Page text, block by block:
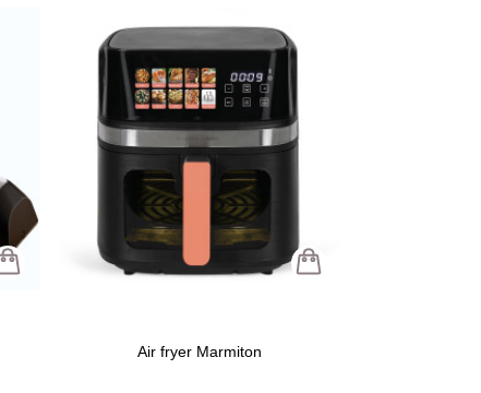
Air fryer Marmiton